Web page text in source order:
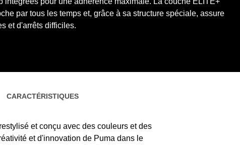
par tous les temps et, grâce à sa structure spéciale, assure
et d'arrêts difficiles.
CARACTÉRISTIQUES
et conçu avec des couleurs et des
et d'innovation de Puma dans le